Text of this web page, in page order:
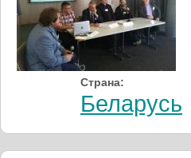
Страна:
Беларусь